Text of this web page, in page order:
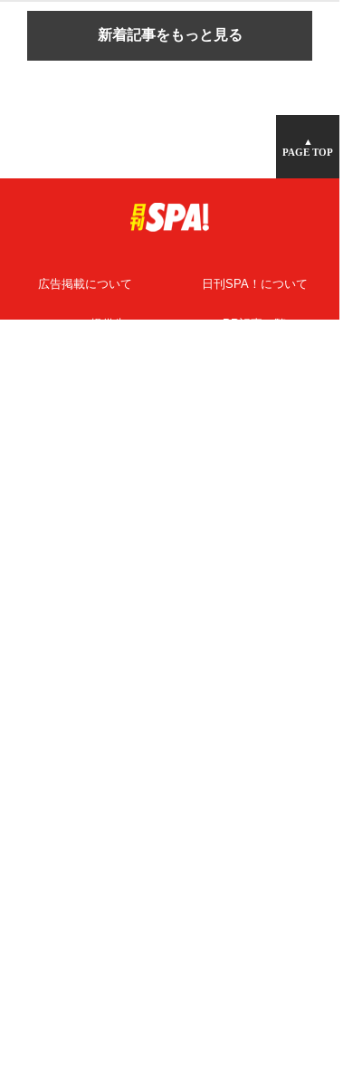
新着記事をもっと見る
▲
PAGE TOP
広告掲載について 日刊SPA！について
ニュース提供先 PR記事一覧